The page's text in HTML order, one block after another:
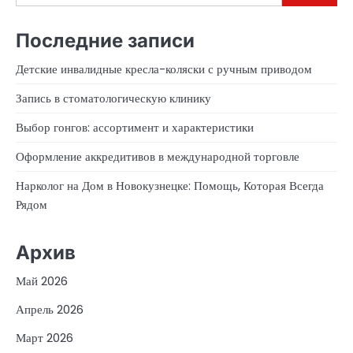
Последние записи
Детские инвалидные кресла-коляски с ручным приводом
Запись в стоматологическую клинику
Выбор гонгов: ассортимент и характеристики
Оформление аккредитивов в международной торговле
Нарколог на Дом в Новокузнецке: Помощь, Которая Всегда
Рядом
Архив
Май 2026
Апрель 2026
Март 2026